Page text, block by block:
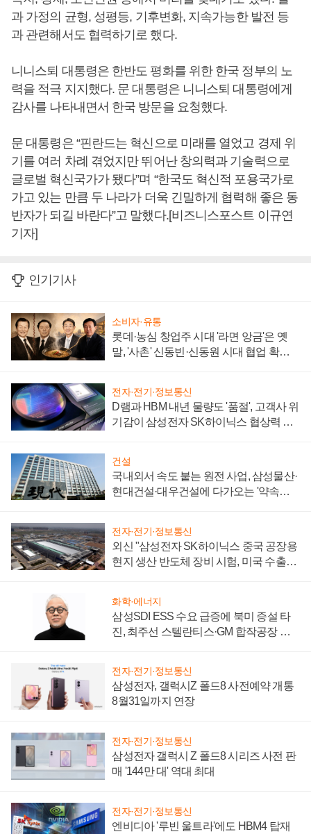
과 가정의 균형, 성평등, 기후변화, 지속가능한 발전 등
과 관련해서도 협력하기로 했다.
니니스퇴 대통령은 한반도 평화를 위한 한국 정부의 노
력을 적극 지지했다. 문 대통령은 니니스퇴 대통령에게
감사를 나타내면서 한국 방문을 요청했다.
문 대통령은 “핀란드는 혁신으로 미래를 열었고 경제 위
기를 여러 차례 겪었지만 뛰어난 창의력과 기술력으로
글로벌 혁신국가가 됐다”며 “한국도 혁신적 포용국가로
가고 있는 만큼 두 나라가 더욱 긴밀하게 협력해 좋은 동
반자가 되길 바란다”고 말했다.[비즈니스포스트 이규연
기자]
인기기사
소비자·유통
롯데·농심 창업주 시대 '라면 앙금'은 옛
말, '사촌' 신동빈·신동원 시대 협업 확대
전자·전기·정보통신
D램과 HBM 내년 물량도 '품절', 고객사 위
기감이 삼성전자 SK하이닉스 협상력 더
건설
국내외서 속도 붙는 원전 사업, 삼성물산·
현대건설·대우건설에 다가오는 '약속의
전자·전기·정보통신
외신 "삼성전자 SK하이닉스 중국 공장용
현지 생산 반도체 장비 시험, 미국 수출통
화학·에너지
삼성SDI ESS 수요 급증에 북미 증설 타
진, 최주선 스텔란티스·GM 합작공장 건
전자·전기·정보통신
삼성전자, 갤럭시Z 폴드8 사전예약 개통
8월31일까지 연장
전자·전기·정보통신
삼성전자 갤럭시 Z 폴드8 시리즈 사전 판
매 '144만 대' 역대 최대
전자·전기·정보통신
엔비디아 '루빈 울트라'에도 HBM4 탑재